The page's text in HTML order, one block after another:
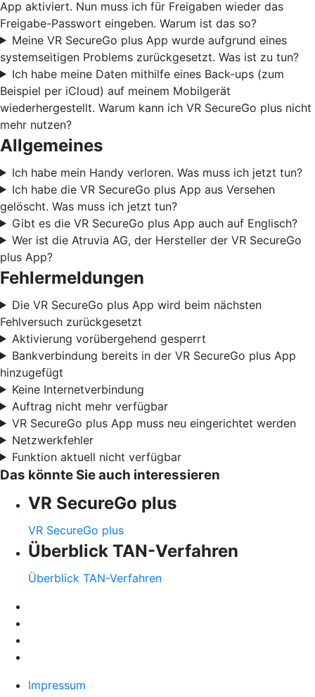
App aktiviert. Nun muss ich für Freigaben wieder das
Freigabe-Passwort eingeben. Warum ist das so?
Meine VR SecureGo plus App wurde aufgrund eines
systemseitigen Problems zurückgesetzt. Was ist zu tun?
Ich habe meine Daten mithilfe eines Back-ups (zum
Beispiel per iCloud) auf meinem Mobilgerät
wiederhergestellt. Warum kann ich VR SecureGo plus nicht
mehr nutzen?
Allgemeines
Ich habe mein Handy verloren. Was muss ich jetzt tun?
Ich habe die VR SecureGo plus App aus Versehen
gelöscht. Was muss ich jetzt tun?
Gibt es die VR SecureGo plus App auch auf Englisch?
Wer ist die Atruvia AG, der Hersteller der VR SecureGo
plus App?
Fehlermeldungen
Die VR SecureGo plus App wird beim nächsten
Fehlversuch zurückgesetzt
Aktivierung vorübergehend gesperrt
Bankverbindung bereits in der VR SecureGo plus App
hinzugefügt
Keine Internetverbindung
Auftrag nicht mehr verfügbar
VR SecureGo plus App muss neu eingerichtet werden
Netzwerkfehler
Funktion aktuell nicht verfügbar
Das könnte Sie auch interessieren
VR SecureGo plus
VR SecureGo plus
Überblick TAN-Verfahren
Überblick TAN-Verfahren
Impressum